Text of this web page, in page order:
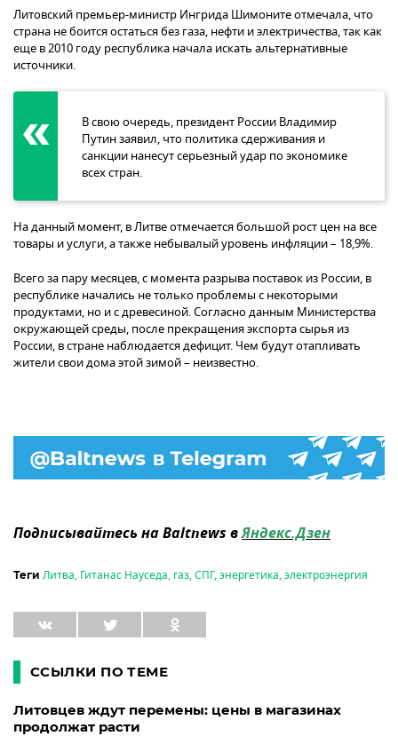
Литовский премьер-министр Ингрида Шимоните отмечала, что
страна не боится остаться без газа, нефти и электричества, так как
еще в 2010 году республика начала искать альтернативные
источники.
В свою очередь, президент России Владимир
Путин заявил, что политика сдерживания и
санкции нанесут серьезный удар по экономике
всех стран.
На данный момент, в Литве отмечается большой рост цен на все
товары и услуги, а также небывалый уровень инфляции – 18,9%.
Всего за пару месяцев, с момента разрыва поставок из России, в
республике начались не только проблемы с некоторыми
продуктами, но и с древесиной. Согласно данным Министерства
окружающей среды, после прекращения экспорта сырья из
России, в стране наблюдается дефицит. Чем будут отапливать
жители свои дома этой зимой – неизвестно.
Подписывайтесь на Baltnews вЯндекс.Дзен
Теги Литва, Гитанас Науседа, газ,СПГ,энергетика,электроэнергия
ССЫЛКИ ПО ТЕМЕ
Литовцев ждут перемены: цены в магазинах
продолжат расти